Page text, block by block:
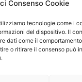
Consenso Cookie
tecnologie come i
del dispositivo. Il
dati come il
o ritirare il consenso può
F
l
i
c